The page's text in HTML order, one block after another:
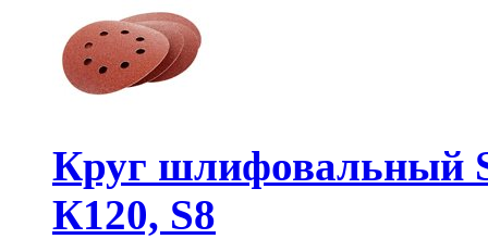
Круг шлифовальный
К120, S8